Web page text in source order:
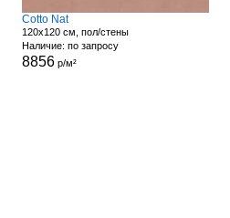
Cotto Nat
120x120 см, пол/стены
Наличие: по запросу
8856р/м²